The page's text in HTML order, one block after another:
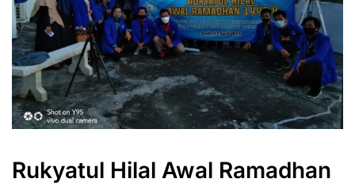
Rukyatul Hilal Awal Ramadhan